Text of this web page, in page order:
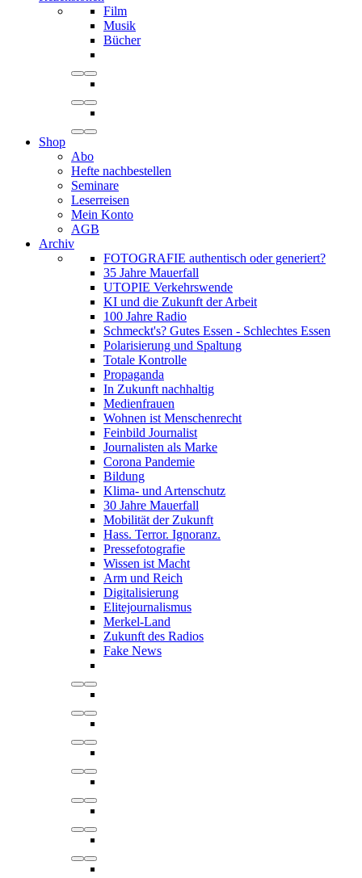
Film
Musik
Bücher
Shop
Abo
Hefte nachbestellen
Seminare
Leserreisen
Mein Konto
AGB
Archiv
FOTOGRAFIE authentisch oder generiert?
35 Jahre Mauerfall
UTOPIE Verkehrswende
KI und die Zukunft der Arbeit
100 Jahre Radio
Schmeckt's? Gutes Essen - Schlechtes Essen
Polarisierung und Spaltung
Totale Kontrolle
Propaganda
In Zukunft nachhaltig
Medienfrauen
Wohnen ist Menschenrecht
Feinbild Journalist
Journalisten als Marke
Corona Pandemie
Bildung
Klima- und Artenschutz
30 Jahre Mauerfall
Mobilität der Zukunft
Hass. Terror. Ignoranz.
Pressefotografie
Wissen ist Macht
Arm und Reich
Digitalisierung
Elitejournalismus
Merkel-Land
Zukunft des Radios
Fake News